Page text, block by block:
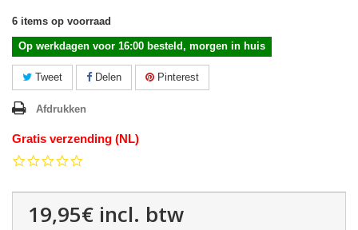
6 items op voorraad
Op werkdagen voor 16:00 besteld, morgen in huis
Tweet Delen Pinterest
Afdrukken
Gratis verzending (NL)
19,95€ incl. btw